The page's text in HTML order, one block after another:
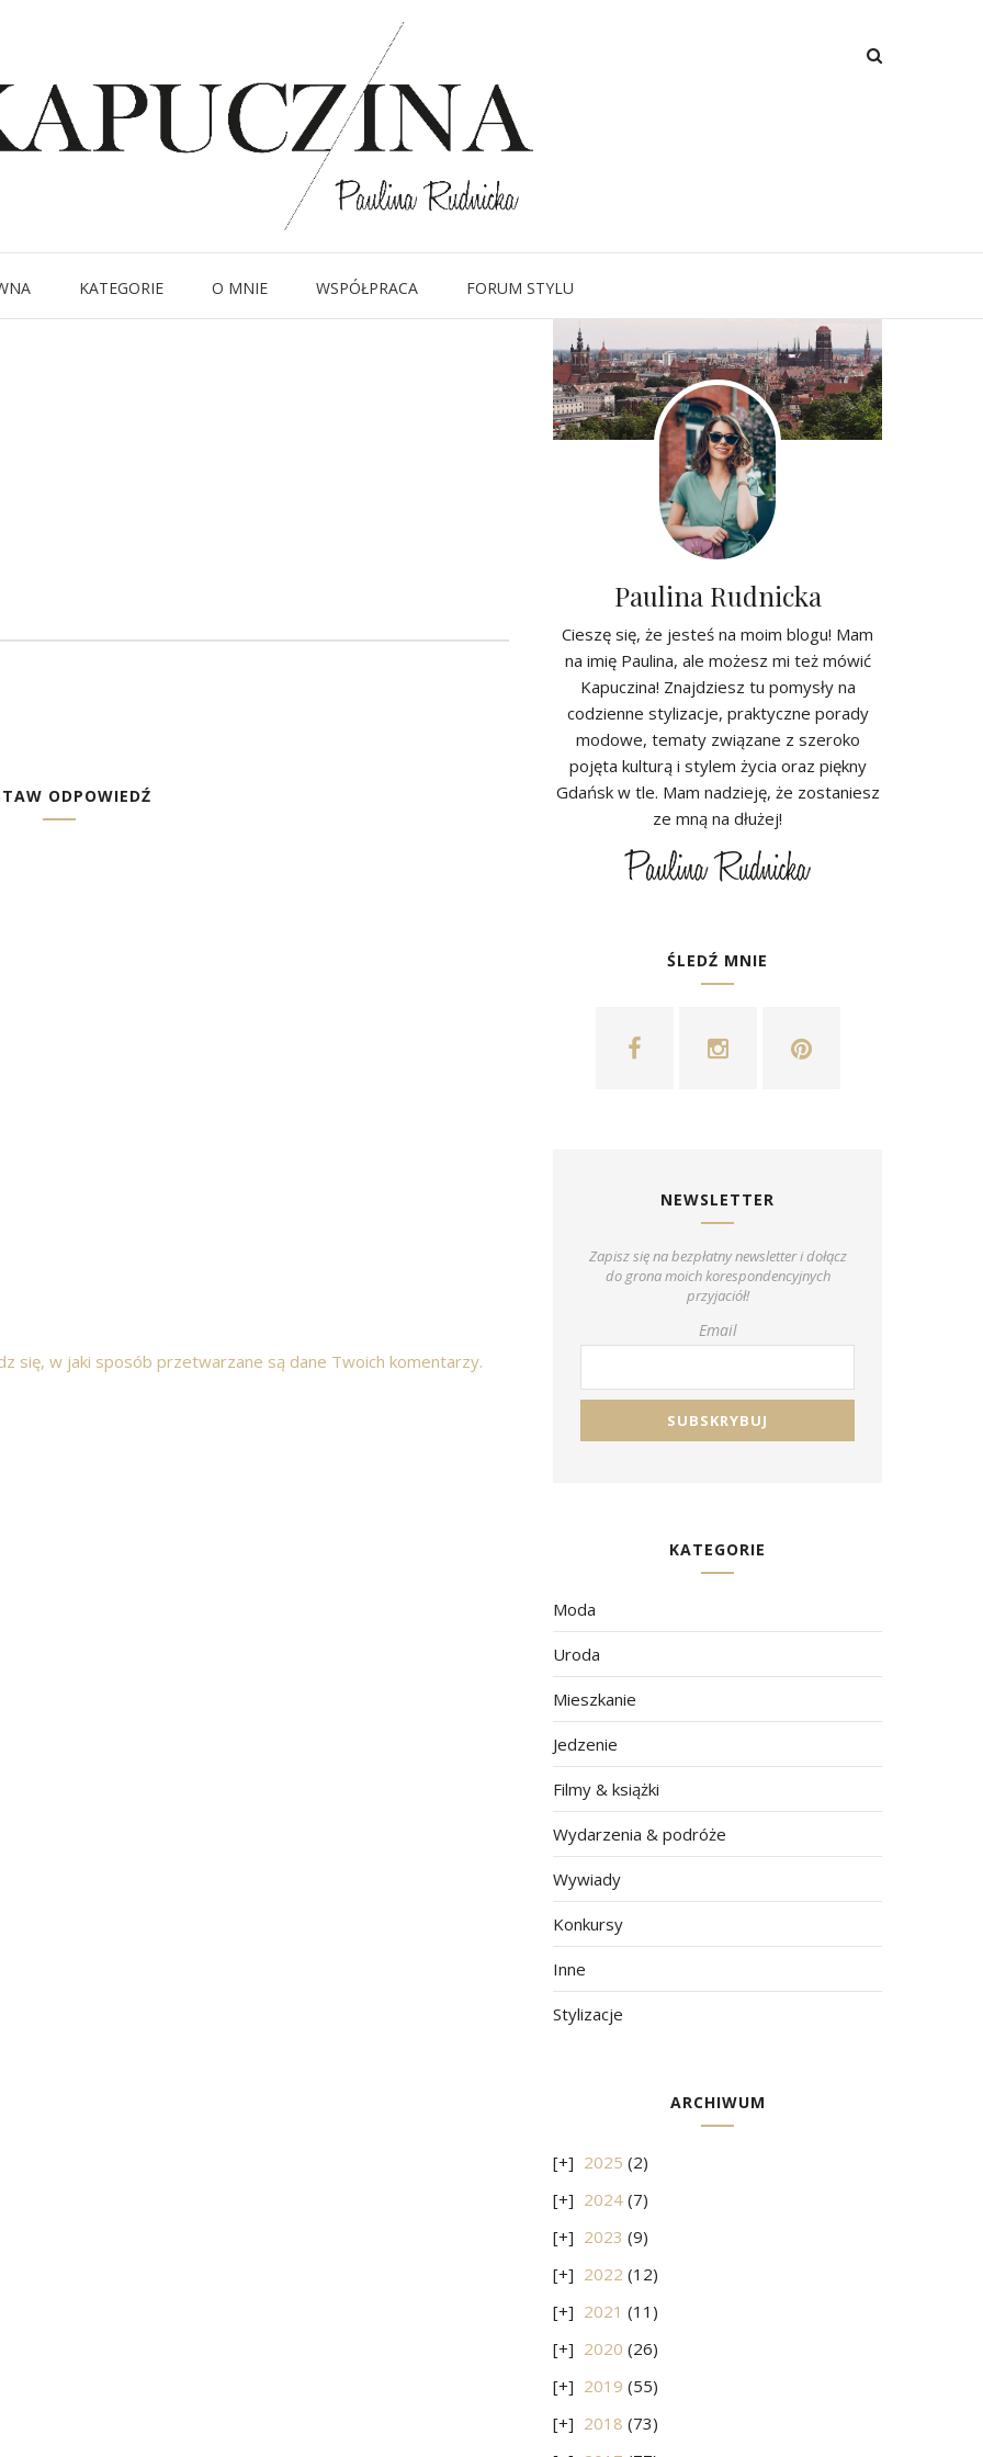
KATEGORIE O MNIE WSPÓŁPRACA FORUM STYLU
halloween-2
Written byKapuczina in
ODPOWIEDŹ
się, w jaki sposób przetwarzane są dane Twoich komentarzy.
Paulina Rudnicka
Cieszę się, że jesteś na moim blogu! Mam
na imię Paulina, ale możesz mi też mówić
Kapuczina! Znajdziesz tu pomysły na
codzienne stylizacje, praktyczne porady
modowe, tematy związane z szeroko
pojęta kulturą i stylem życia oraz piękny
Gdańsk w tle. Mam nadzieję, że zostaniesz
ze mną na dłużej!
ŚLEDŹ MNIE
NEWSLETTER
Zapisz się na bezpłatny newsletter i dołącz
do grona moich korespondencyjnych
przyjaciół!
Email
KATEGORIE
Moda
Uroda
Mieszkanie
Jedzenie
Filmy & książki
Wydarzenia & podróże
Wywiady
Konkursy
Inne
Stylizacje
ARCHIWUM
2025 (2)
2024 (7)
2023 (9)
2022 (12)
2021 (11)
2020 (26)
2019 (55)
2018 (73)